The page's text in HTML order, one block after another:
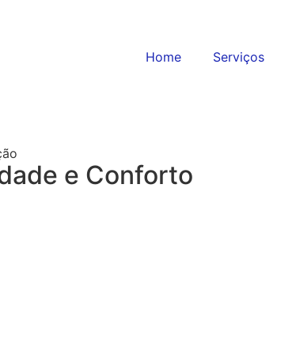
Home Serviços
e Conforto